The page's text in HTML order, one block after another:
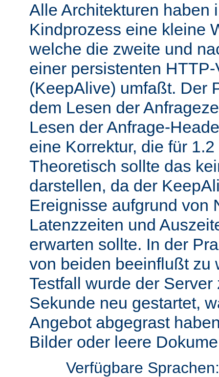
Alle Architekturen haben
Kindprozess eine kleine
welche die zweite und
einer persistenten
(KeepAlive) umfaßt. Der
dem Lesen der
Lesen der Anfrage-
eine Korrektur, die für
Theoretisch sollte das
darstellen, da der
Ereignisse aufgrund von
Latenzzeiten und
erwarten sollte. In der
von beiden beeinflußt zu
Testfall wurde der
Sekunde neu gestartet,
Angebot abgegrast
Bilder oder leere
Verfügbare